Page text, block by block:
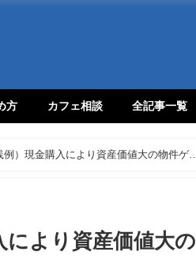
方 カフェ相談 全記事一覧
例）現金購入により資産価値大の物件ゲッ
により資産価値大の